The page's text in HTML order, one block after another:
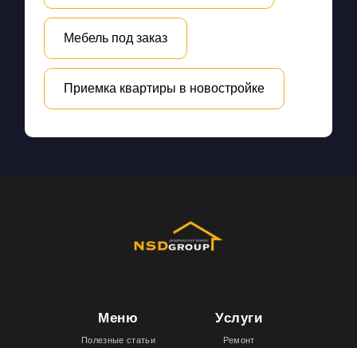
Мебель под заказ
Приемка квартиры в новостройке
Меню
Полезные статьи
Услуги
Ремонт